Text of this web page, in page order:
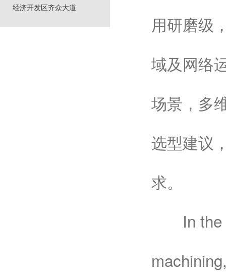
经济开发区齐众大道
用研磨级
域及网络
场景，多
选型建议
求。
In the